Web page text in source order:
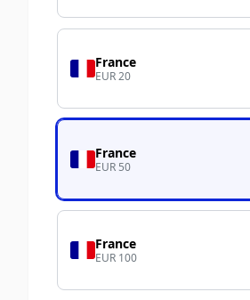
France
EUR 20
France
EUR 50
France
EUR 100